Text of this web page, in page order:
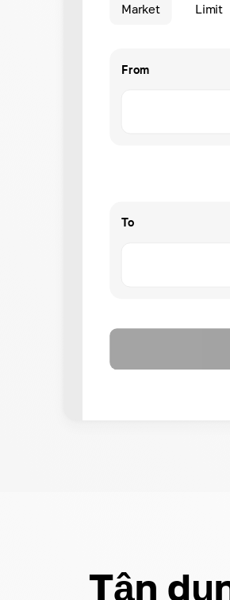
Market Limit
From
To
Tận